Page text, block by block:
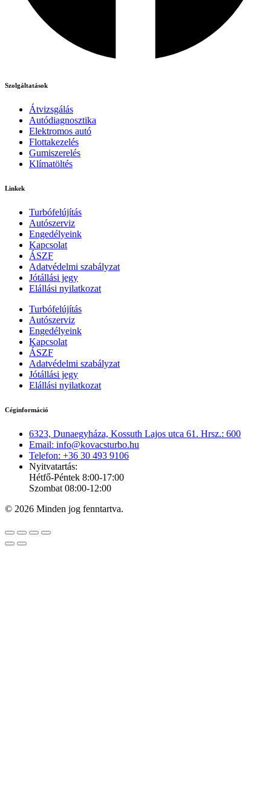
Szolgáltatások
Átvizsgálás
Autódiagnosztika
Elektromos autó
Flottakezelés
Gumiszerelés
Klímatöltés
Linkek
Turbófelújítás
Autószerviz
Engedélyeink
Kapcsolat
ÁSZF
Adatvédelmi szabályzat
Jótállási jegy
Elállási nyilatkozat
Turbófelújítás
Autószerviz
Engedélyeink
Kapcsolat
ÁSZF
Adatvédelmi szabályzat
Jótállási jegy
Elállási nyilatkozat
Céginformáció
6323, Dunaegyháza, Kossuth Lajos utca 61. Hrsz.: 600
Email: info@kovacsturbo.hu
Telefon: +36 30 493 9106
Nyitvatartás:
Hétfő-Péntek 8:00-17:00
Szombat 08:00-12:00
© 2026 Minden jog fenntartva.